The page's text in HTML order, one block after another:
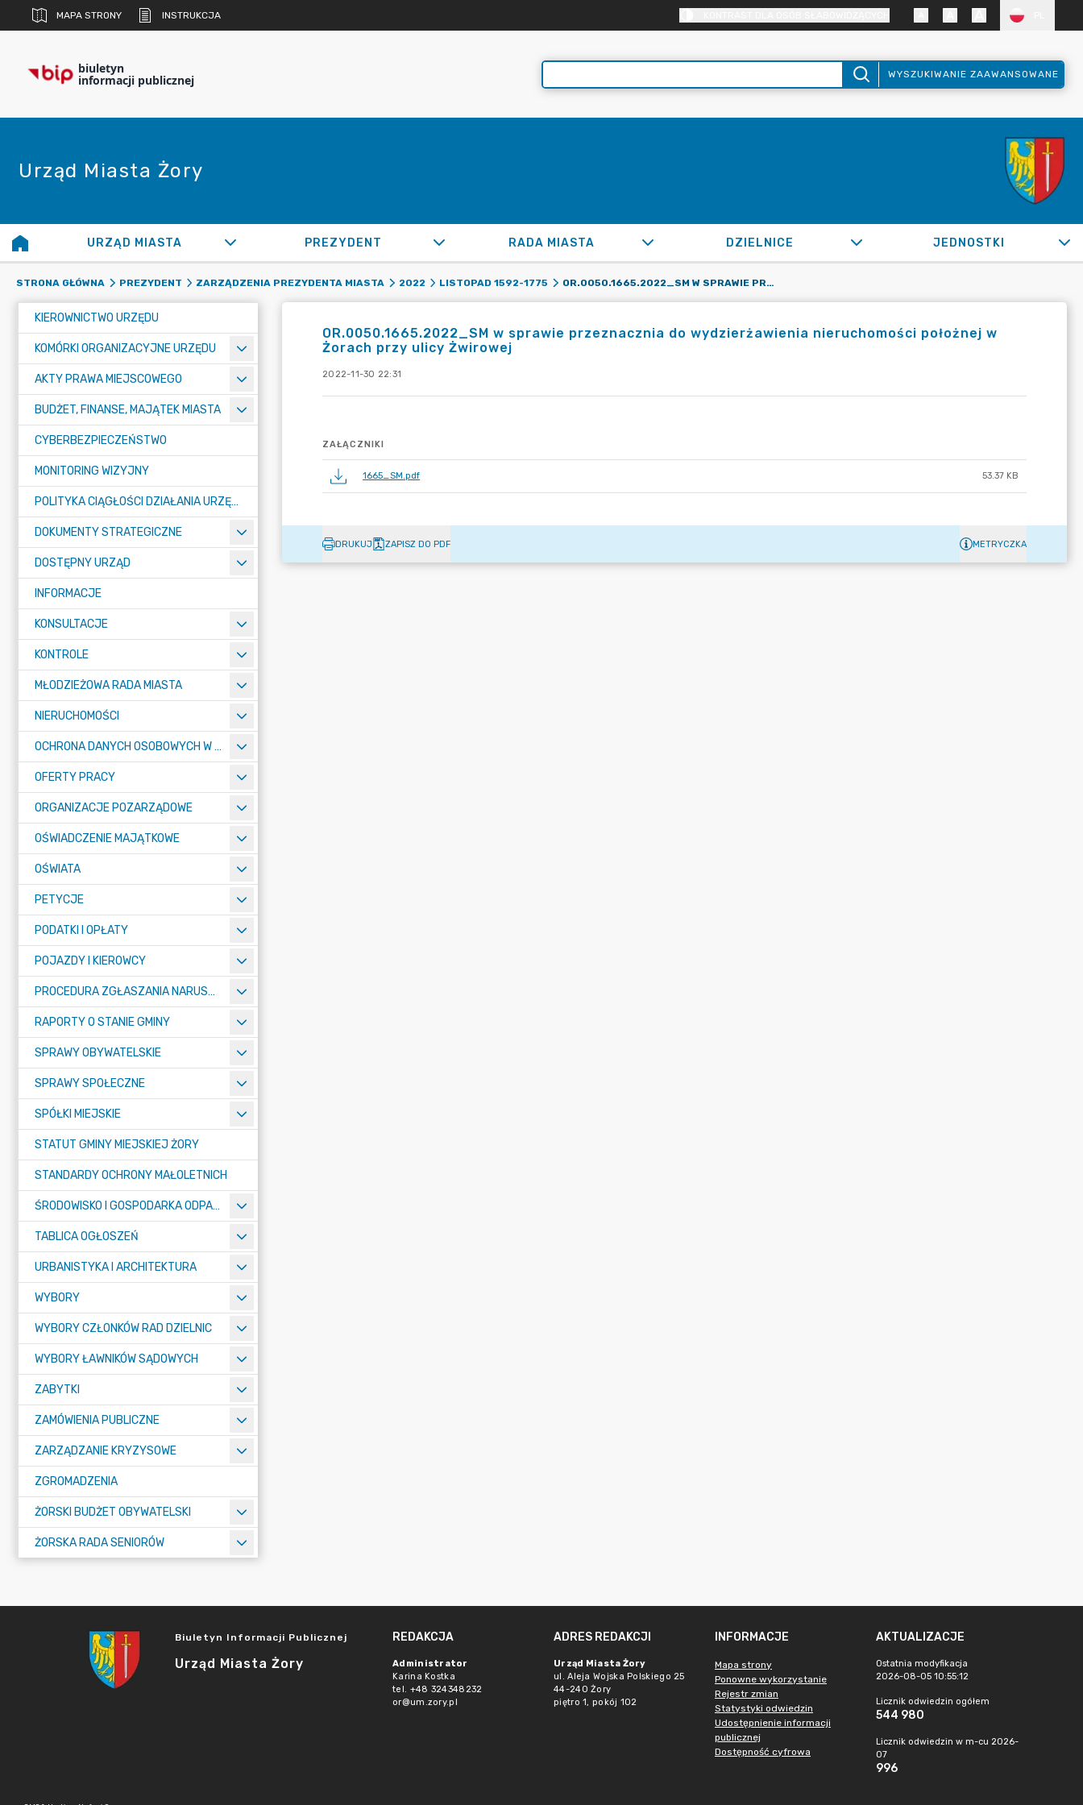
MAPA STRONY INSTRUKCJA
biuletyn
informacji publicznej WYSZUKIWANIE ZAAWANSOWANE
Urząd Miasta Żory
URZĄD MIASTA PREZYDENT RADA MIASTA DZIELNICE JEDNOSTKI
STRONA GŁÓWNA PREZYDENT ZARZĄDZENIA PREZYDENTA MIASTA 2022 LISTOPAD 1592-1775 OR.0050.1665.2022_SM W SPRAWIE PRZEZNACZNIA DO WYDZIERŻAWIENIA NIERUCHOMOŚCI POŁOŻNEJ W ŻORACH PRZY ULICY ŻWIROWEJ
KIEROWNICTWO URZĘDU
KOMÓRKI ORGANIZACYJNE URZĘDU
AKTY PRAWA MIEJSCOWEGO
BUDŻET, FINANSE, MAJĄTEK MIASTA
CYBERBEZPIECZEŃSTWO
MONITORING WIZYJNY
POLITYKA CIĄGŁOŚCI DZIAŁANIA URZĘDU MIASTA ŻORY
DOKUMENTY STRATEGICZNE
DOSTĘPNY URZĄD
INFORMACJE
KONSULTACJE
KONTROLE
MŁODZIEŻOWA RADA MIASTA
NIERUCHOMOŚCI
OCHRONA DANYCH OSOBOWYCH W URZĘDZIE MIASTA ŻORY - RODO
OFERTY PRACY
ORGANIZACJE POZARZĄDOWE
OŚWIADCZENIE MAJĄTKOWE
OŚWIATA
PETYCJE
PODATKI I OPŁATY
POJAZDY I KIEROWCY
PROCEDURA ZGŁASZANIA NARUSZEŃ PRAWA
RAPORTY O STANIE GMINY
SPRAWY OBYWATELSKIE
SPRAWY SPOŁECZNE
SPÓŁKI MIEJSKIE
STATUT GMINY MIEJSKIEJ ŻORY
STANDARDY OCHRONY MAŁOLETNICH
ŚRODOWISKO I GOSPODARKA ODPADAMI
TABLICA OGŁOSZEŃ
URBANISTYKA I ARCHITEKTURA
WYBORY
WYBORY CZŁONKÓW RAD DZIELNIC
WYBORY ŁAWNIKÓW SĄDOWYCH
ZABYTKI
ZAMÓWIENIA PUBLICZNE
ZARZĄDZANIE KRYZYSOWE
ZGROMADZENIA
ŻORSKI BUDŻET OBYWATELSKI
ŻORSKA RADA SENIORÓW
OR.0050.1665.2022_SM w sprawie przeznacznia do wydzierżawienia nieruchomości położnej w
Żorach przy ulicy Żwirowej
2022-11-30 22:31
ZAŁĄCZNIKI
1665_SM.pdf 53.37 KB
DRUKUJ ZAPISZ DO PDF METRYCZKA
Biuletyn Informacji Publicznej
Urząd Miasta Żory
REDAKCJA
Administrator
Karina Kostka
tel. +48 324348232
or@um.zory.pl
ADRES REDAKCJI
Urząd Miasta Żory
ul. Aleja Wojska Polskiego 25
44-240 Żory
piętro 1, pokój 102
INFORMACJE
Mapa strony
Ponowne wykorzystanie
Rejestr zmian
Statystyki odwiedzin
Udostępnienie informacji
publicznej
Dostępność cyfrowa
AKTUALIZACJE
Ostatnia modyfikacja
2026-08-05 10:55:12
Licznik odwiedzin ogółem
544 980
Licznik odwiedzin w m-cu 2026-
07
996